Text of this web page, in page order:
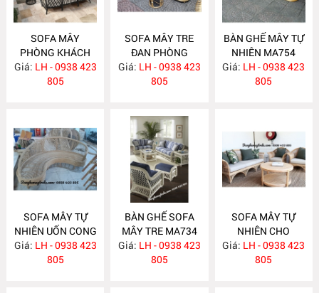
SOFA MÂY
PHÒNG KHÁCH
MA760
Giá: LH - 0938 423
805
SOFA MÂY TRE
ĐAN PHÒNG
KHÁCH MA755
Giá: LH - 0938 423
805
BÀN GHẾ MÂY TỰ
NHIÊN MA754
Giá: LH - 0938 423
805
SOFA MÂY TỰ
NHIÊN UỐN CONG
MA743
Giá: LH - 0938 423
805
BÀN GHẾ SOFA
MÂY TRE MA734
Giá: LH - 0938 423
805
SOFA MÂY TỰ
NHIÊN CHO
PHÒNG KHÁCH
MA733
Giá: LH - 0938 423
805